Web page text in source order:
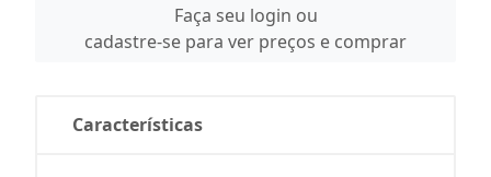
Faça seu login ou
cadastre-se para ver preços e comprar
Características